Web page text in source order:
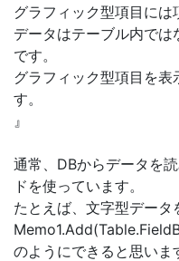
グラフィック型項目には
データはテーブル内で
です。
グラフィック型項目を
す。
』
通常、DBからデータを
ドを使っています。
たとえば、文字型データ
のようにできると思いま